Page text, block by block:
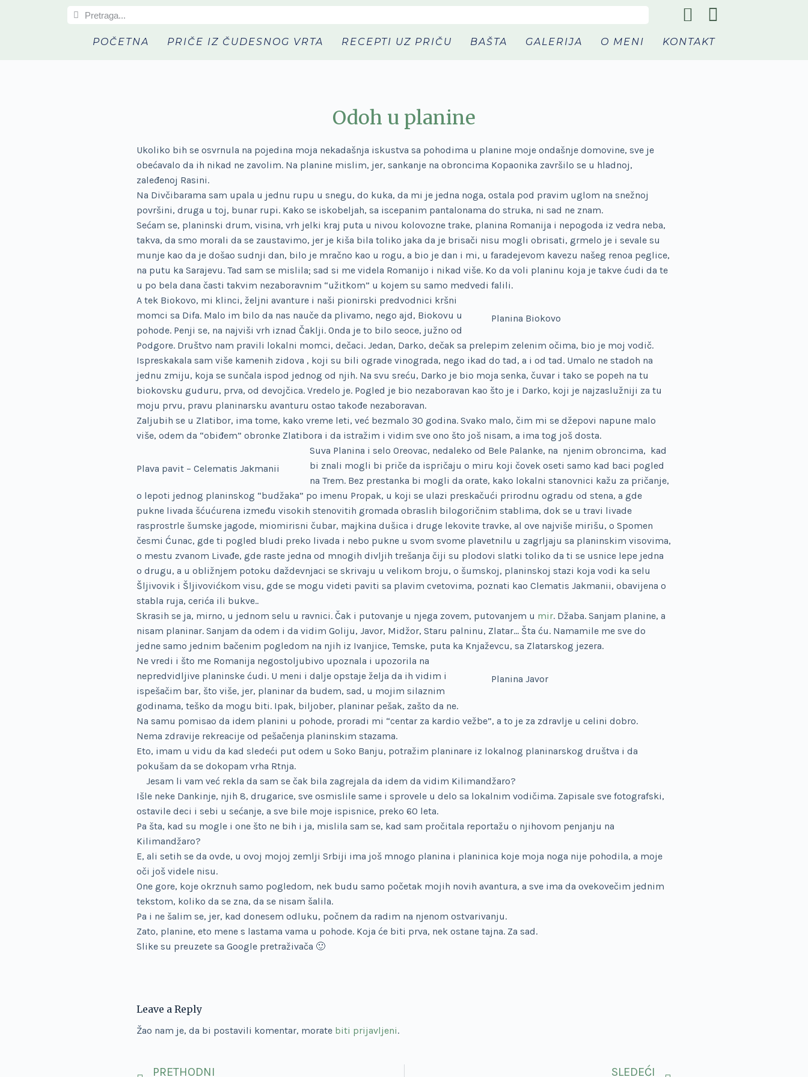
POČETNA PRIČE IZ ČUDESNOG VRTA RECEPTI UZ PRIČU BAŠTA GALERIJA O MENI KONTAKT
Odoh u planine
Ukoliko bih se osvrnula na pojedina moja nekadašnja iskustva sa pohodima u planine moje ondašnje domovine, sve je
obećavalo da ih nikad ne zavolim. Na planine mislim, jer, sankanje na obroncima Kopaonika završilo se u hladnoj,
zaleđenoj Rasini.
Na Divčibarama sam upala u jednu rupu u snegu, do kuka, da mi je jedna noga, ostala pod pravim uglom na snežnoj
površini, druga u toj, bunar rupi. Kako se iskobeljah, sa iscepanim pantalonama do struka, ni sad ne znam.
Sećam se, planinski drum, visina, vrh jelki kraj puta u nivou kolovozne trake, planina Romanija i nepogoda iz vedra neba,
takva, da smo morali da se zaustavimo, jer je kiša bila toliko jaka da je brisači nisu mogli obrisati, grmelo je i sevale su
munje kao da je došao sudnji dan, bilo je mračno kao u rogu, a bio je dan i mi, u faradejevom kavezu našeg renoa peglice,
na putu ka Sarajevu. Tad sam se mislila; sad si me videla Romanijo i nikad više. Ko da voli planinu koja je takve ćudi da te
u po bela dana časti takvim nezaboravnim “užitkom” u kojem su samo medvedi falili.
Planina Biokovo
A tek Biokovo, mi klinci, željni avanture i naši pionirski predvodnici kršni
momci sa Difa. Malo im bilo da nas nauče da plivamo, nego ajd, Biokovu u
pohode. Penji se, na najviši vrh iznad Čaklji. Onda je to bilo seoce, južno od
Podgore. Društvo nam pravili lokalni momci, dečaci. Jedan, Darko, dečak sa prelepim zelenim očima, bio je moj vodič.
Ispreskakala sam više kamenih zidova , koji su bili ograde vinograda, nego ikad do tad, a i od tad. Umalo ne stadoh na
jednu zmiju, koja se sunčala ispod jednog od njih. Na svu sreću, Darko je bio moja senka, čuvar i tako se popeh na tu
biokovsku guduru, prva, od devojčica. Vredelo je. Pogled je bio nezaboravan kao što je i Darko, koji je najzaslužniji za tu
moju prvu, pravu planinarsku avanturu ostao takođe nezaboravan.
Zaljubih se u Zlatibor, ima tome, kako vreme leti, već bezmalo 30 godina. Svako malo, čim mi se džepovi napune malo
više, odem da “obiđem” obronke Zlatibora i da istražim i vidim sve ono što još nisam, a ima tog još dosta.
Plava pavit – Celematis Jakmanii
Suva Planina i selo Oreovac, nedaleko od Bele Palanke, na njenim obroncima, kad
bi znali mogli bi priče da ispričaju o miru koji čovek oseti samo kad baci pogled
na Trem. Bez prestanka bi mogli da orate, kako lokalni stanovnici kažu za pričanje,
o lepoti jednog planinskog “budžaka” po imenu Propak, u koji se ulazi preskačući prirodnu ogradu od stena, a gde
pukne livada šćućurena između visokih stenovitih gromada obraslih bilogoričnim stablima, dok se u travi livade
rasprostrle šumske jagode, miomirisni čubar, majkina dušica i druge lekovite travke, al ove najviše mirišu, o Spomen
česmi Ćunac, gde ti pogled bludi preko livada i nebo pukne u svom svome plavetnilu u zagrljaju sa planinskim visovima,
o mestu zvanom Livađe, gde raste jedna od mnogih divljih trešanja čiji su plodovi slatki toliko da ti se usnice lepe jedna
o drugu, a u obližnjem potoku daždevnjaci se skrivaju u velikom broju, o šumskoj, planinskoj stazi koja vodi ka selu
Šljivovik i Šljivovićkom visu, gde se mogu videti paviti sa plavim cvetovima, poznati kao Clematis Jakmanii, obavijena o
stabla ruja, cerića ili bukve..
Skrasih se ja, mirno, u jednom selu u ravnici. Čak i putovanje u njega zovem, putovanjem u mir. Džaba. Sanjam planine, a
nisam planinar. Sanjam da odem i da vidim Goliju, Javor, Midžor, Staru palninu, Zlatar… Šta ću. Namamile me sve do
jedne samo jednim bačenim pogledom na njih iz Ivanjice, Temske, puta ka Knjaževcu, sa Zlatarskog jezera.
Planina Javor
Ne vredi i što me Romanija negostoljubivo upoznala i upozorila na
nepredvidljive planinske ćudi. U meni i dalje opstaje želja da ih vidim i
ispešačim bar, što više, jer, planinar da budem, sad, u mojim silaznim
godinama, teško da mogu biti. Ipak, biljober, planinar pešak, zašto da ne.
Na samu pomisao da idem planini u pohode, proradi mi “centar za kardio vežbe”, a to je za zdravlje u celini dobro.
Nema zdravije rekreacije od pešačenja planinskim stazama.
Eto, imam u vidu da kad sledeći put odem u Soko Banju, potražim planinare iz lokalnog planinarskog društva i da
pokušam da se dokopam vrha Rtnja.
Jesam li vam već rekla da sam se čak bila zagrejala da idem da vidim Kilimandžaro?
Išle neke Dankinje, njih 8, drugarice, sve osmislile same i sprovele u delo sa lokalnim vodičima. Zapisale sve fotografski,
ostavile deci i sebi u sećanje, a sve bile moje ispisnice, preko 60 leta.
Pa šta, kad su mogle i one što ne bih i ja, mislila sam se, kad sam pročitala reportažu o njihovom penjanju na
Kilimandžaro?
E, ali setih se da ovde, u ovoj mojoj zemlji Srbiji ima još mnogo planina i planinica koje moja noga nije pohodila, a moje
oči još videle nisu.
One gore, koje okrznuh samo pogledom, nek budu samo početak mojih novih avantura, a sve ima da ovekovečim jednim
tekstom, koliko da se zna, da se nisam šalila.
Pa i ne šalim se, jer, kad donesem odluku, počnem da radim na njenom ostvarivanju.
Zato, planine, eto mene s lastama vama u pohode. Koja će biti prva, nek ostane tajna. Za sad.
Slike su preuzete sa Google pretraživača 🙂
Leave a Reply
Žao nam je, da bi postavili komentar, morate biti prijavljeni.
PRETHODNI SLEDEĆI